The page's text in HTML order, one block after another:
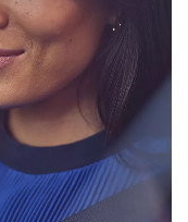
€ 55.950,-
(excl. BTW)
ALS BATTERIJ-